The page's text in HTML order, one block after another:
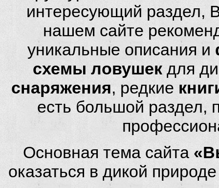
интересующий раздел,
нашем сайте
уникальные описания и
схемы ловушек для
снаряжения, редкие
есть большой
Основная тема сайта
оказаться в дикой